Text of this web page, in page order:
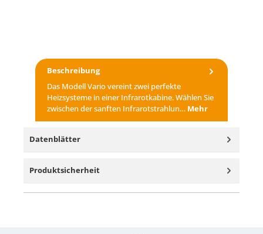
Beschreibung
Das Modell Vario vereint zwei perfekte
Heizsysteme in einer Infrarotkabine. Wählen Sie
zwischen der sanften Infrarotstrahlun… Mehr
Datenblätter
Produktsicherheit